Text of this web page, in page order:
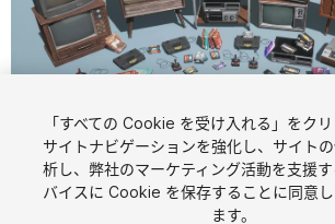
1/ 16
「すべての Cookie を受け入れる」をクリ
サイトナビゲーションを強化し、サイト
析し、弊社のマーケティング活動を支援
バイスに Cookie を保存することに同意
ます。